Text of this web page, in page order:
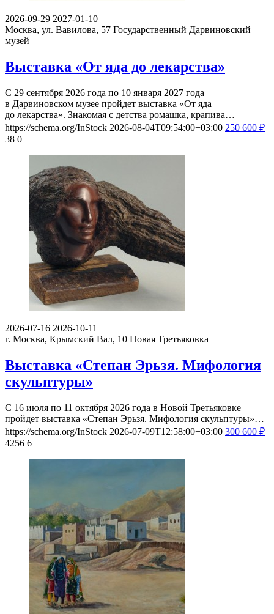
2026-09-29 2027-01-10
Москва, ул. Вавилова, 57 Государственный Дарвиновский
музей
Выставка «От яда до лекарства»
С 29 сентября 2026 года по 10 января 2027 года
в Дарвиновском музее пройдет выставка «От яда
до лекарства». Знакомая с детства ромашка, крапива…
https://schema.org/InStock 2026-08-04T09:54:00+03:00 250 600 ₽
38 0
2026-07-16 2026-10-11
г. Москва, Крымский Вал, 10 Новая Третьяковка
Выставка «Степан Эрьзя. Мифология
скульптуры»
С 16 июля по 11 октября 2026 года в Новой Третьяковке
пройдет выставка «Степан Эрьзя. Мифология скульптуры»…
https://schema.org/InStock 2026-07-09T12:58:00+03:00 300 600 ₽
4256 6